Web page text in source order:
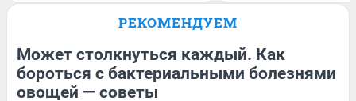
РЕКОМЕНДУЕМ
Может столкнуться каждый. Как
бороться с бактериальными болезнями
овощей — советы